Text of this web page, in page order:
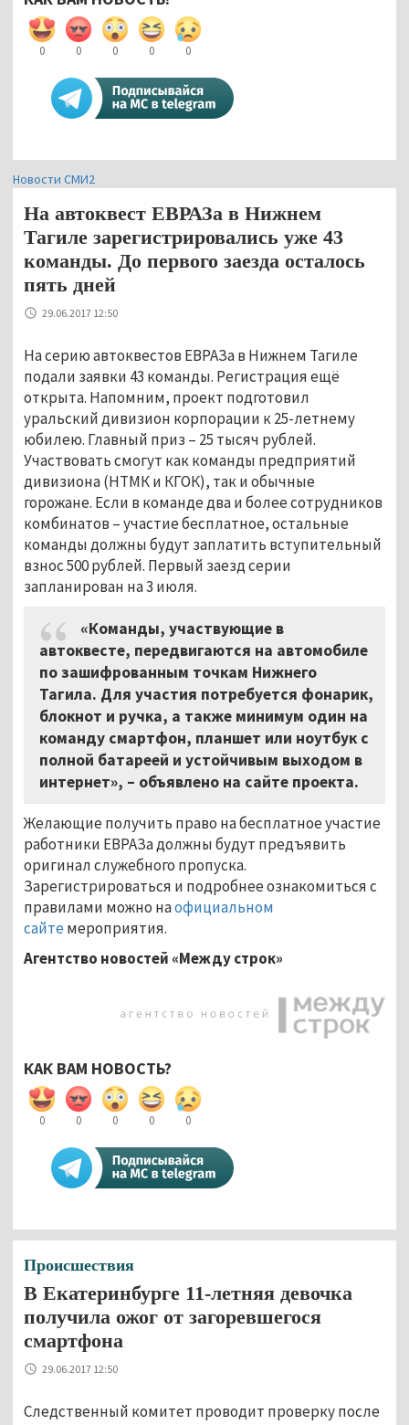
0 0 0 0 0
Новости СМИ2
На автоквест ЕВРАЗа в Нижнем
Тагиле зарегистрировались уже 43
команды. До первого заезда осталось
пять дней
29.06.2017 12:50
На серию автоквестов ЕВРАЗа в Нижнем Тагиле
подали заявки 43 команды. Регистрация ещё
открыта. Напомним, проект подготовил
уральский дивизион корпорации к 25-летнему
юбилею. Главный приз – 25 тысяч рублей.
Участвовать смогут как команды предприятий
дивизиона (НТМК и КГОК), так и обычные
горожане. Если в команде два и более сотрудников
комбинатов – участие бесплатное, остальные
команды должны будут заплатить вступительный
взнос 500 рублей. Первый заезд серии
запланирован на 3 июля.
«Команды, участвующие в
автоквесте, передвигаются на автомобиле
по зашифрованным точкам Нижнего
Тагила. Для участия потребуется фонарик,
блокнот и ручка, а также минимум один на
команду смартфон, планшет или ноутбук c
полной батареей и устойчивым выходом в
интернет», – объявлено на сайте проекта.
Желающие получить право на бесплатное участие
работники ЕВРАЗа должны будут предъявить
оригинал служебного пропуска.
Зарегистрироваться и подробнее ознакомиться с
правилами можно наофициальном
сайте мероприятия.
Агентство новостей «Между строк»
КАК ВАМ НОВОСТЬ?
0 0 0 0 0
Происшествия
В Екатеринбурге 11-летняя девочка
получила ожог от загоревшегося
смартфона
29.06.2017 12:50
Следственный комитет проводит проверку после